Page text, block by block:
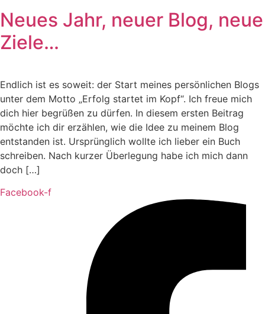
Neues Jahr, neuer Blog, neue
Ziele…
Endlich ist es soweit: der Start meines persönlichen Blogs
unter dem Motto „Erfolg startet im Kopf“. Ich freue mich
dich hier begrüßen zu dürfen. In diesem ersten Beitrag
möchte ich dir erzählen, wie die Idee zu meinem Blog
entstanden ist. Ursprünglich wollte ich lieber ein Buch
schreiben. Nach kurzer Überlegung habe ich mich dann
doch […]
Facebook-f